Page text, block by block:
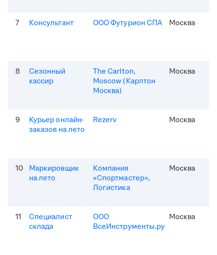
7 Консультант ООО Футурион СПА Москва
8
Сезонный
кассир
The Carlton,
Moscow (Карлтон
Москва)
Москва
9
Курьер онлайн-
заказов на лето
Rezerv Москва
10
Маркировщик
на лето
Компания
«Спортмастер»,
Логистика
Москва
11
Специалист
склада
ООО
ВсеИнструменты.ру
Москва